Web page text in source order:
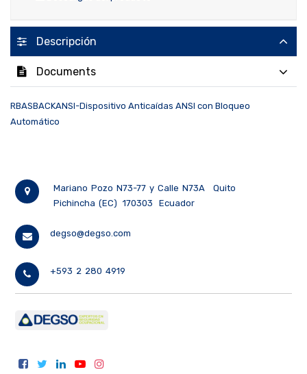
Descripción
Documents
RBASBACKANSI-Dispositivo Anticaídas ANSI con Bloqueo
Automático
Mariano Pozo N73-77 y Calle N73A
Quito
Pichincha (EC)
170303 Ecuador
degso@degso.com
+593 2 280 4919